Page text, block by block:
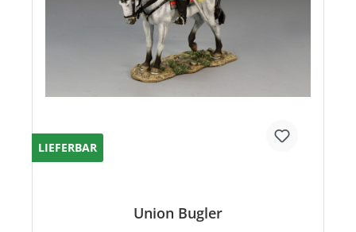
LIEFERBAR
Union Bugler